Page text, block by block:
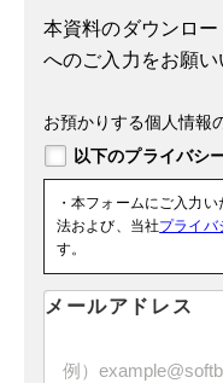
本資料のダウンロ
へのご入力をお願い
お預かりする個人情報
・本フォームにご入力
法および、当社プライバ
す。
メールアドレス